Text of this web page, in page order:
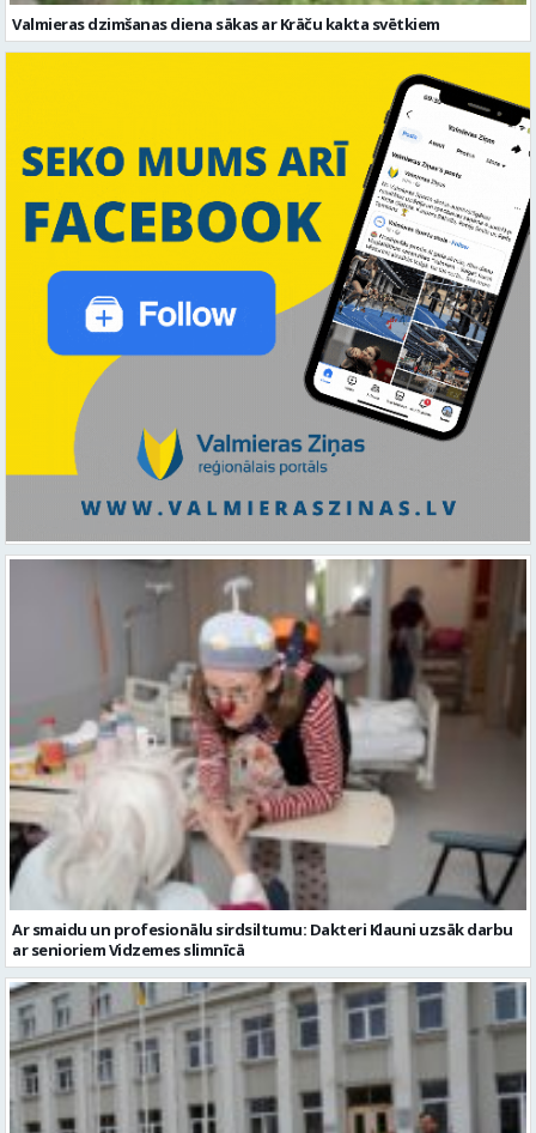
Ar smaidu un profesionālu sirdsiltumu: Dakteri Klauni uzsāk darbu
ar senioriem Vidzemes slimnīcā